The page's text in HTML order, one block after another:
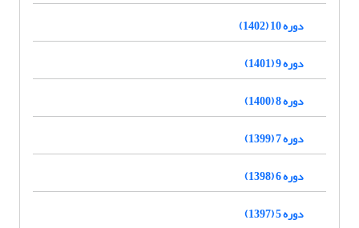
دوره 10 (1402)
دوره 9 (1401)
دوره 8 (1400)
دوره 7 (1399)
دوره 6 (1398)
دوره 5 (1397)